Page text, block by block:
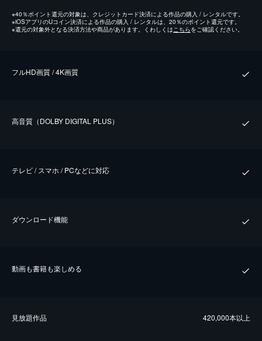
※40％ポイント還元の対象は、クレジットカード決済による作品の購入 / レンタルです。
※iOSアプリのUコイン決済による作品の購入 / レンタルは、20％のポイント還元です。
※還元の対象外となる決済方法や商品があります。くわしくはこちらをご確認ください。
フルHD画質 / 4K画質
⾼⾳質（DOLBY DIGITAL PLUS）
テレビ / スマホ / PCなどに対応
ダウンロード機能
動画も書籍も楽しめる
⾒放題作品 420,000本以上